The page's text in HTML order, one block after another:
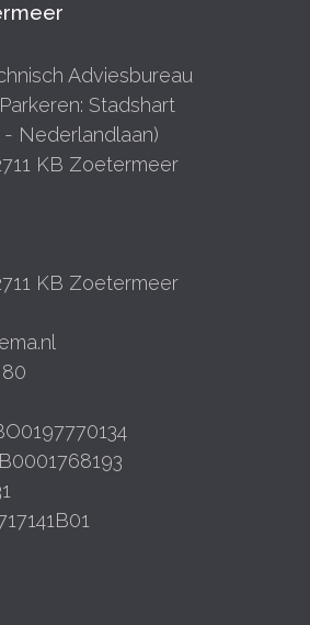
Adviesbureau
Stadshart
Nederlandlaan)
KB Zoetermeer
KB Zoetermeer